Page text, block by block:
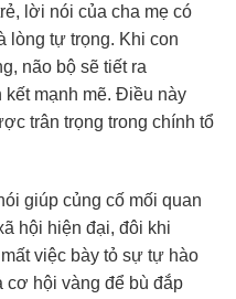
lời nói của cha mẹ có
lòng tự trọng. Khi con
não bộ sẽ tiết ra
kết mạnh mẽ. Điều này
trân trọng trong chính tổ
giúp củng cố mối quan
hội hiện đại, đôi khi
việc bày tỏ sự tự hào
cơ hội vàng để bù đắp